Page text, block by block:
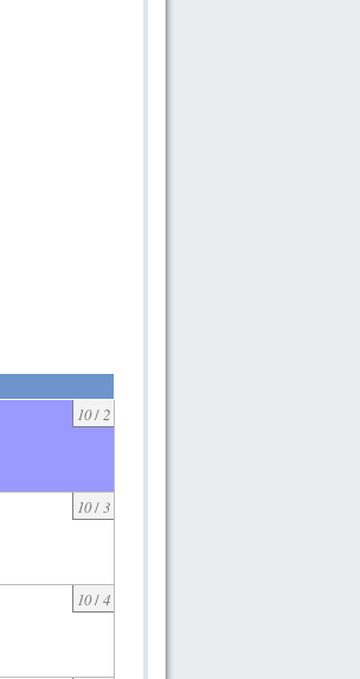
10/ 2
10/ 3
10/4